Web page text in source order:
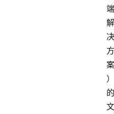
端
解
决
方
案
）
的
文